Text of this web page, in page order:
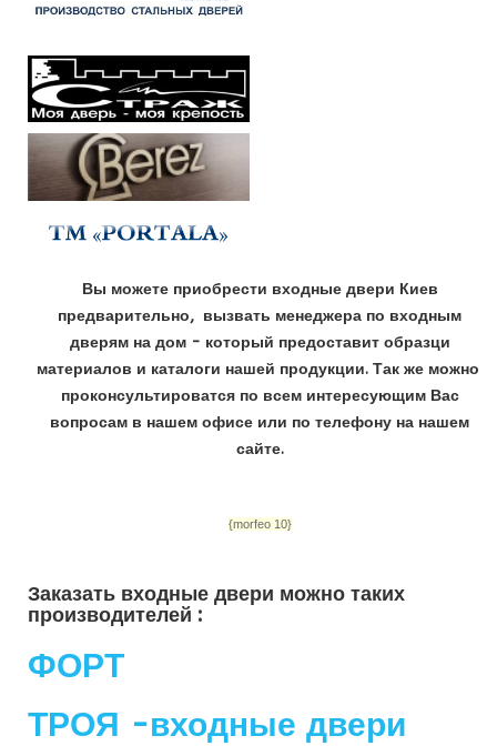
Вы можете приобрести входные двери Киев
предварительно, вызвать менеджера по входным
дверям на дом - который предоставит образци
материалов и каталоги нашей продукции. Так же можно
проконсультироватся по всем интересующим Вас
вопросам в нашем офисе или по телефону на нашем
сайте.
{morfeo 10}
Заказать входные двери можно таких
производителей :
ФОРТ
ТРОЯ -входные двери